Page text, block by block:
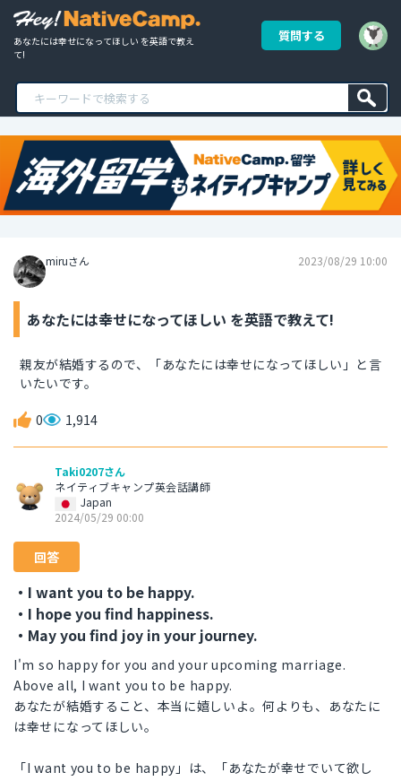
あなたには幸せになってほしい を英語で教え
て!
質問する
miruさん 2023/08/29 10:00
あなたには幸せになってほしい を英語で教えて!
親友が結婚するので、「あなたには幸せになってほしい」と言
いたいです。
0 1,914
Taki0207さん
ネイティブキャンプ英会話講師
Japan
2024/05/29 00:00
回答
・I want you to be happy.
・I hope you find happiness.
・May you find joy in your journey.
I'm so happy for you and your upcoming marriage.
Above all, I want you to be happy.
あなたが結婚すること、本当に嬉しいよ。何よりも、あなたに
は幸せになってほしい。
「I want you to be happy」は、「あなたが幸せでいて欲し